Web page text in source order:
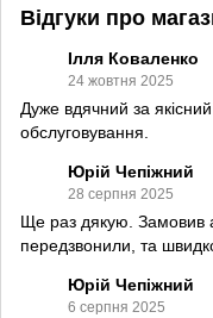
Відгуки про
Ілля Коваленко
24 жовтня 2025
Дуже вдячний за
обслуговування.
Юрій Чепіжний
28 серпня 2025
Ще раз дякую. Замовив
передзвонили, та
Юрій Чепіжний
6 серпня 2025